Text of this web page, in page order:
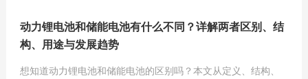
动力锂电池和储能电池有什么不同？详解两者区别、结
构、用途与发展趋势
想知道动力锂电池和储能电池的区别吗？本文从定义、结构、